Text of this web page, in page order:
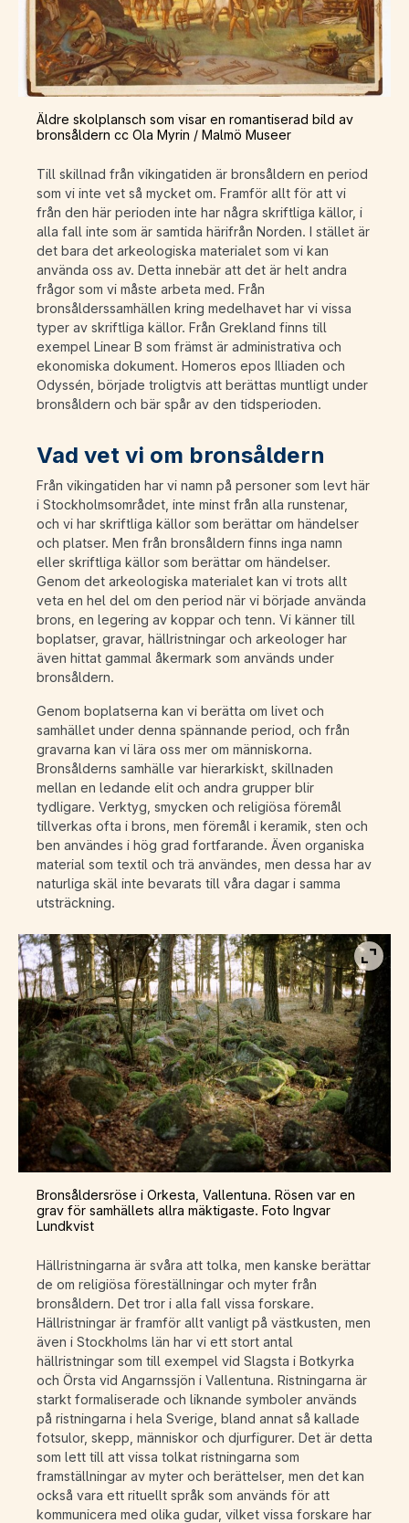
Äldre skolplansch som visar en romantiserad bild av
bronsåldern cc Ola Myrin / Malmö Museer
Till skillnad från vikingatiden är bronsåldern en period
som vi inte vet så mycket om. Framför allt för att vi
från den här perioden inte har några skriftliga källor, i
alla fall inte som är samtida härifrån Norden. I stället är
det bara det arkeologiska materialet som vi kan
använda oss av. Detta innebär att det är helt andra
frågor som vi måste arbeta med. Från
bronsålderssamhällen kring medelhavet har vi vissa
typer av skriftliga källor. Från Grekland finns till
exempel Linear B som främst är administrativa och
ekonomiska dokument. Homeros epos Illiaden och
Odyssén, började troligtvis att berättas muntligt under
bronsåldern och bär spår av den tidsperioden.
Vad vet vi om bronsåldern
Från vikingatiden har vi namn på personer som levt här
i Stockholmsområdet, inte minst från alla runstenar,
och vi har skriftliga källor som berättar om händelser
och platser. Men från bronsåldern finns inga namn
eller skriftliga källor som berättar om händelser.
Genom det arkeologiska materialet kan vi trots allt
veta en hel del om den period när vi började använda
brons, en legering av koppar och tenn. Vi känner till
boplatser, gravar, hällristningar och arkeologer har
även hittat gammal åkermark som används under
bronsåldern.
Genom boplatserna kan vi berätta om livet och
samhället under denna spännande period, och från
gravarna kan vi lära oss mer om människorna.
Bronsålderns samhälle var hierarkiskt, skillnaden
mellan en ledande elit och andra grupper blir
tydligare. Verktyg, smycken och religiösa föremål
tillverkas ofta i brons, men föremål i keramik, sten och
ben användes i hög grad fortfarande. Även organiska
material som textil och trä användes, men dessa har av
naturliga skäl inte bevarats till våra dagar i samma
utsträckning.
Visa
Bronsåldersröse i Orkesta, Vallentuna. Rösen var en
grav för samhällets allra mäktigaste. Foto Ingvar
Lundkvist
Hällristningarna är svåra att tolka, men kanske berättar
de om religiösa föreställningar och myter från
bronsåldern. Det tror i alla fall vissa forskare.
Hällristningar är framför allt vanligt på västkusten, men
även i Stockholms län har vi ett stort antal
hällristningar som till exempel vid Slagsta i Botkyrka
och Örsta vid Angarnssjön i Vallentuna. Ristningarna är
starkt formaliserade och liknande symboler används
på ristningarna i hela Sverige, bland annat så kallade
fotsulor, skepp, människor och djurfigurer. Det är detta
som lett till att vissa tolkat ristningarna som
framställningar av myter och berättelser, men det kan
också vara ett rituellt språk som används för att
kommunicera med olika gudar, vilket vissa forskare har